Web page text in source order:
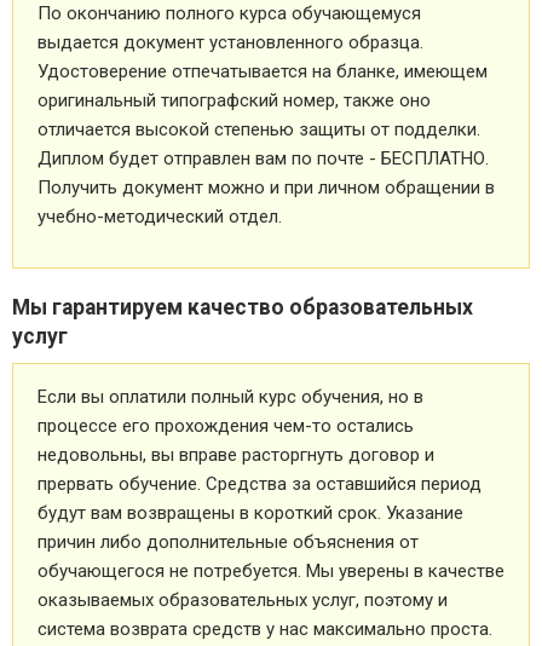
По окончанию полного курса обучающемуся
выдается документ установленного образца.
Удостоверение отпечатывается на бланке, имеющем
оригинальный типографский номер, также оно
отличается высокой степенью защиты от подделки.
Диплом будет отправлен вам по почте - БЕСПЛАТНО.
Получить документ можно и при личном обращении в
учебно-методический отдел.
Мы гарантируем качество образовательных
услуг
Если вы оплатили полный курс обучения, но в
процессе его прохождения чем-то остались
недовольны, вы вправе расторгнуть договор и
прервать обучение. Средства за оставшийся период
будут вам возвращены в короткий срок. Указание
причин либо дополнительные объяснения от
обучающегося не потребуется. Мы уверены в качестве
оказываемых образовательных услуг, поэтому и
система возврата средств у нас максимально проста.